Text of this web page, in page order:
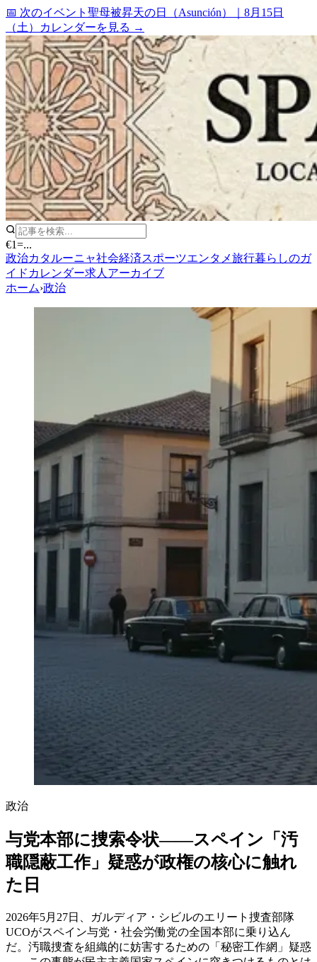
📅 次のイベント 聖母被昇天の日（Asunción）
8月15日
（土）
カレンダーを見る →
€1=...
政治カタルーニャ社会経済スポーツエンタメ旅行暮らしのガ
イド カレンダー求人 アーカイブ
ホーム›政治
政治
与党本部に捜索令状——スペイン「汚
職隠蔽工作」疑惑が政権の核心に触れ
た日
2026年5月27日、ガルディア・シビルのエリート捜査部隊
UCOがスペイン与党・社会労働党の全国本部に乗り込ん
だ。汚職捜査を組織的に妨害するための「秘密工作網」疑惑